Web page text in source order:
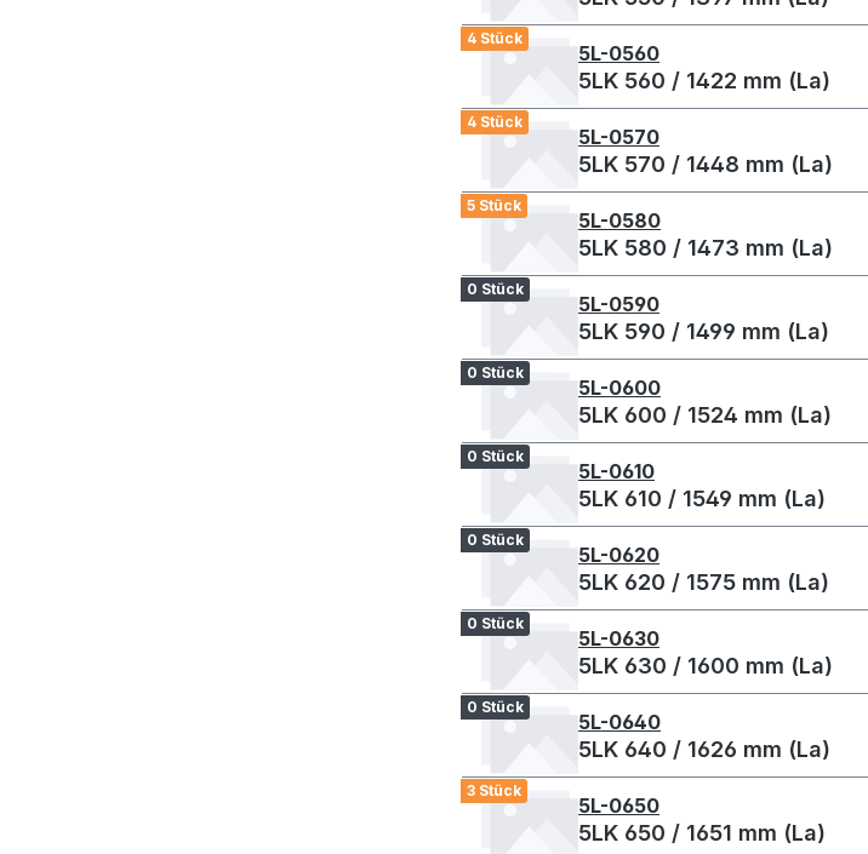
4 Stück
5L-0560
5LK 560 / 1422 mm (La)
4 Stück
5L-0570
5LK 570 / 1448 mm (La)
5 Stück
5L-0580
5LK 580 / 1473 mm (La)
0 Stück
5L-0590
5LK 590 / 1499 mm (La)
0 Stück
5L-0600
5LK 600 / 1524 mm (La)
0 Stück
5L-0610
5LK 610 / 1549 mm (La)
0 Stück
5L-0620
5LK 620 / 1575 mm (La)
0 Stück
5L-0630
5LK 630 / 1600 mm (La)
0 Stück
5L-0640
5LK 640 / 1626 mm (La)
3 Stück
5L-0650
5LK 650 / 1651 mm (La)